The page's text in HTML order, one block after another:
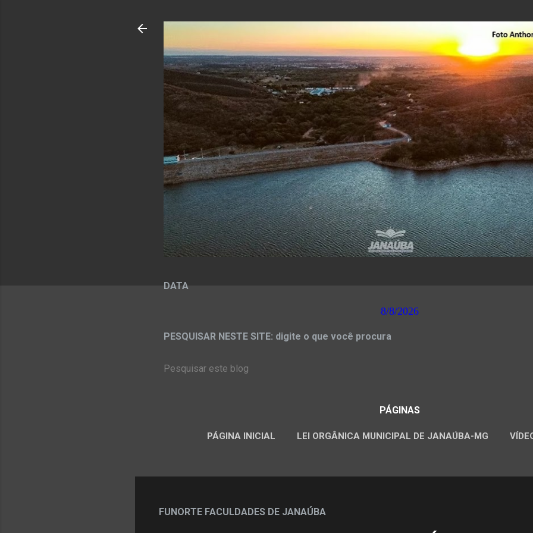
DATA
8/8/2026
PESQUISAR NESTE SITE: digite o que você procura
PÁGINAS
PÁGINA INICIAL LEI ORGÂNICA MUNICIPAL DE JANAÚBA-MG
FUNORTE FACULDADES DE JANAÚBA